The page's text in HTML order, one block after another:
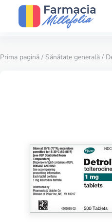
Prima pagină / Sănătate generală /